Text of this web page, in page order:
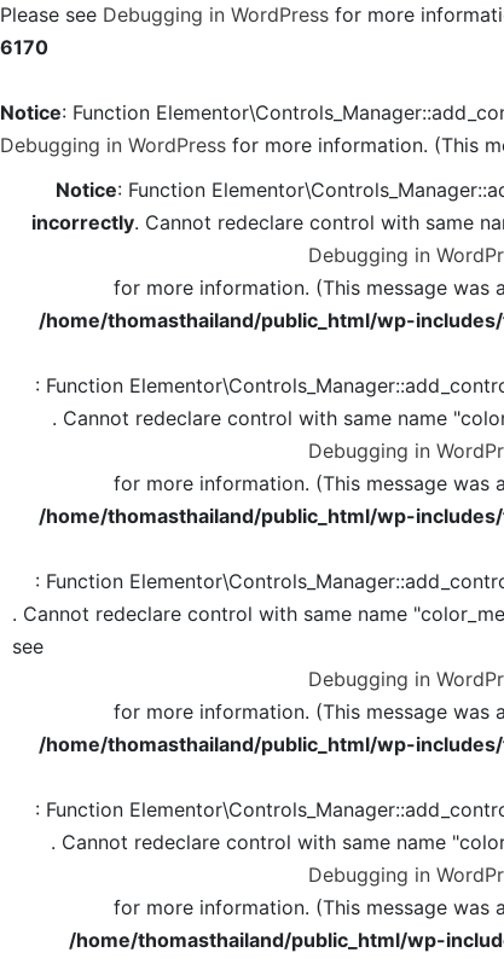
Please see Debugging in WordPress for more
6170
Notice: Function
Debugging in WordPress for more information. (This
Notice: Function
incorrectly. Cannot redeclare control with same
Debugging in
for more information. (This message was
/home/thomasthailand/public_html/wp-
: Function
. Cannot redeclare control with same name
Debugging in
for more information. (This message was
/home/thomasthailand/public_html/wp-
: Function
. Cannot redeclare control with same name
see
Debugging in
for more information. (This message was
/home/thomasthailand/public_html/wp-
: Function
. Cannot redeclare control with same name
Debugging in
for more information. (This message was
/home/thomasthailand/public_html/wp-